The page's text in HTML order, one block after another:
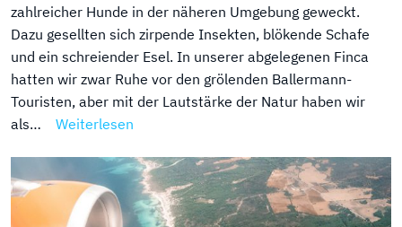
zahlreicher Hunde in der näheren Umgebung geweckt.
Dazu gesellten sich zirpende Insekten, blökende Schafe
und ein schreiender Esel. In unserer abgelegenen Finca
hatten wir zwar Ruhe vor den grölenden Ballermann-
Touristen, aber mit der Lautstärke der Natur haben wir
als…
Weiterlesen